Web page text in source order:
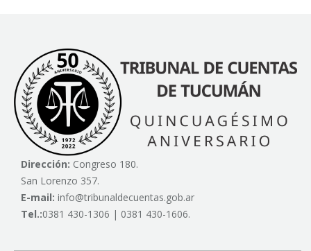
Dirección: Congreso 180.
San Lorenzo 357.
E-mail: info@tribunaldecuentas.gob.ar
Tel.:0381 430-1306 | 0381 430-1606.